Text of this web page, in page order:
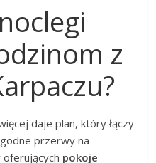
z
daje plan, który łączy
przerwy na
pokoje